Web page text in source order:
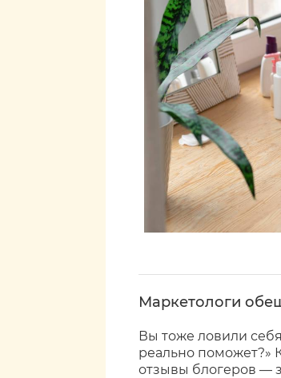
Маркетологи
Вы тоже ловили
реально поможет?»
отзывы блогеров —